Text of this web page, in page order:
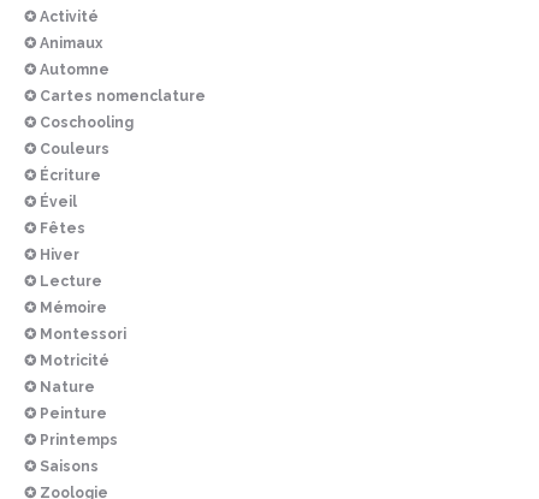
✪ Activité
✪ Animaux
✪ Automne
✪ Cartes nomenclature
✪ Coschooling
✪ Couleurs
✪ Écriture
✪ Éveil
✪ Fêtes
✪ Hiver
✪ Lecture
✪ Mémoire
✪ Montessori
✪ Motricité
✪ Nature
✪ Peinture
✪ Printemps
✪ Saisons
✪ Zoologie